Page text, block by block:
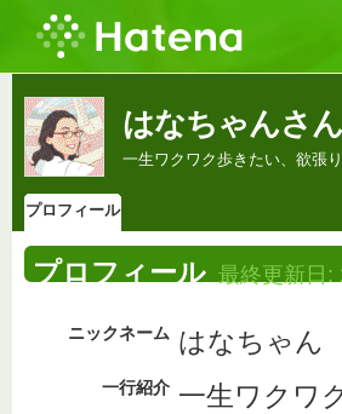
はなちゃんさ
一生ワクワク歩きたい、欲張
プロフィール
プロフィール 最終更新日:
ニックネーム はなちゃん
一行紹介 一生ワクワ